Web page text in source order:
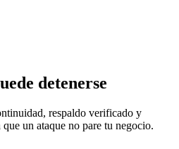
detenerse
respaldo verificado y
un ataque no pare tu negocio.